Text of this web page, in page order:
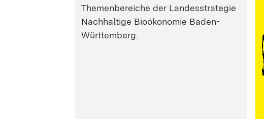
Themenbereiche der Landesstrategie
Nachhaltige Bioökonomie Baden-
Württemberg.